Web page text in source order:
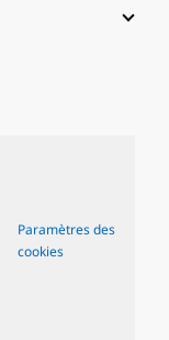
Paramètres des
cookies